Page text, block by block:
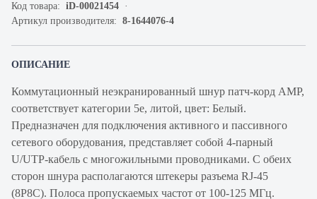
Код товара: iD-00021454
Артикул производителя: 8-1644076-4
ОПИСАНИЕ
Коммутационный неэкранированный шнур патч-корд AMP,
cоответствует категории 5e, литой, цвет: Белый.
Предназначен для подключения активного и пассивного
сетевого оборудования, представляет собой 4-парный
U/UTP-кабель с многожильными проводниками. С обеих
сторон шнура располагаются штекеры разъема RJ-45
(8P8C). Полоса пропускаемых частот от 100-125 МГц.